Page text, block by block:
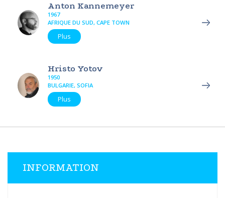
Anton Kannemeyer
1967
AFRIQUE DU SUD, CAPE TOWN
Plus
Hristo Yotov
1950
BULGARIE, SOFIA
Plus
INFORMATION